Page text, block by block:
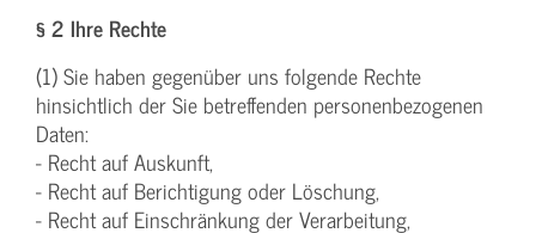
§ 2 Ihre Rechte
(1) Sie haben gegenüber uns folgende Rechte
hinsichtlich der Sie betreffenden personenbezogenen
Daten:
- Recht auf Auskunft,
- Recht auf Berichtigung oder Löschung,
- Recht auf Einschränkung der Verarbeitung,